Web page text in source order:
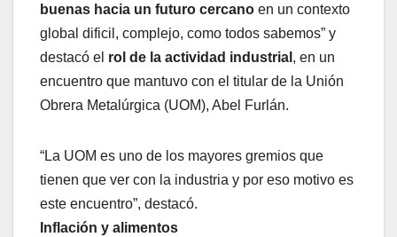
buenas hacia un futuro cercano en un contexto
global dificil, complejo, como todos sabemos” y
destacó el rol de la actividad industrial , en un
encuentro que mantuvo con el titular de la Unión
Obrera Metalúrgica (UOM), Abel Furlán.
“La UOM es uno de los mayores gremios que
tienen que ver con la industria y por eso motivo es
este encuentro”, destacó.
Inflación y alimentos